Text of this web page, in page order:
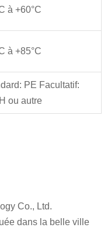
à +60°C
à +85°C
PE Facultatif:
ou autre
Co., Ltd.
dans la belle ville